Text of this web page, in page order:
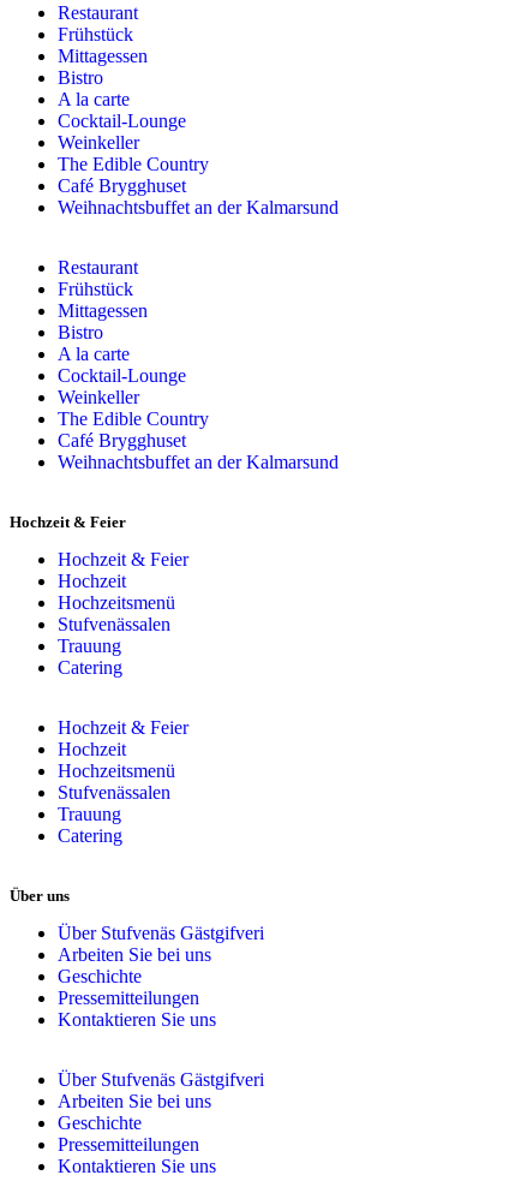
Restaurant
Frühstück
Mittagessen
Bistro
A la carte
Cocktail-Lounge
Weinkeller
The Edible Country
Café Brygghuset
Weihnachtsbuffet an der Kalmarsund
Restaurant
Frühstück
Mittagessen
Bistro
A la carte
Cocktail-Lounge
Weinkeller
The Edible Country
Café Brygghuset
Weihnachtsbuffet an der Kalmarsund
Hochzeit & Feier
Hochzeit & Feier
Hochzeit
Hochzeitsmenü
Stufvenässalen
Trauung
Catering
Hochzeit & Feier
Hochzeit
Hochzeitsmenü
Stufvenässalen
Trauung
Catering
Über uns
Über Stufvenäs Gästgifveri
Arbeiten Sie bei uns
Geschichte
Pressemitteilungen
Kontaktieren Sie uns
Über Stufvenäs Gästgifveri
Arbeiten Sie bei uns
Geschichte
Pressemitteilungen
Kontaktieren Sie uns